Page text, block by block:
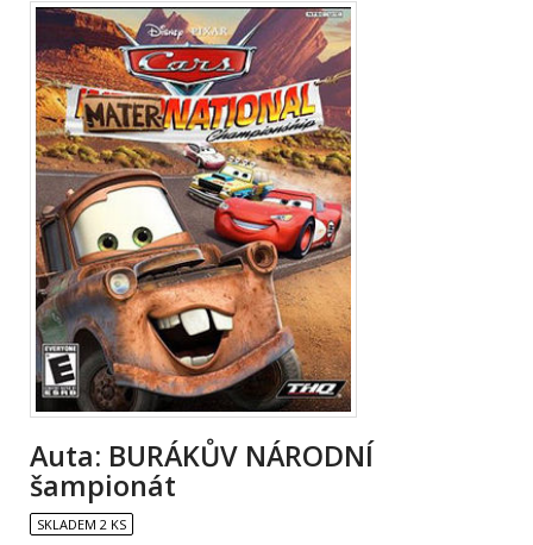
Auta: BURÁKŮV NÁRODNÍ
šampionát
SKLADEM 2 KS